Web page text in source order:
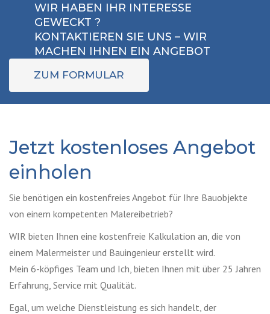
WIR HABEN IHR INTERESSE
GEWECKT ?
KONTAKTIEREN SIE UNS – WIR
MACHEN IHNEN EIN ANGEBOT
ZUM FORMULAR
Jetzt kostenloses Angebot
einholen
Sie benötigen ein kostenfreies Angebot für Ihre Bauobjekte
von einem kompetenten Malereibetrieb?
WIR bieten Ihnen eine kostenfreie Kalkulation an, die von
einem Malermeister und Bauingenieur erstellt wird.
Mein 6-köpfiges Team und Ich, bieten Ihnen mit über 25 Jahren
Erfahrung, Service mit Qualität.
Egal, um welche Dienstleistung es sich handelt, der